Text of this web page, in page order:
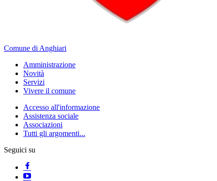
Comune di Anghiari
Amministrazione
Novità
Servizi
Vivere il comune
Accesso all'informazione
Assistenza sociale
Associazioni
Tutti gli argomenti...
Seguici su